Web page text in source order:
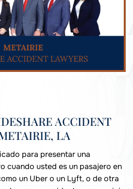
ACCIDENT
LA
para presentar una
cuando usted es un pasajero en
un Uber o un Lyft, o de otra